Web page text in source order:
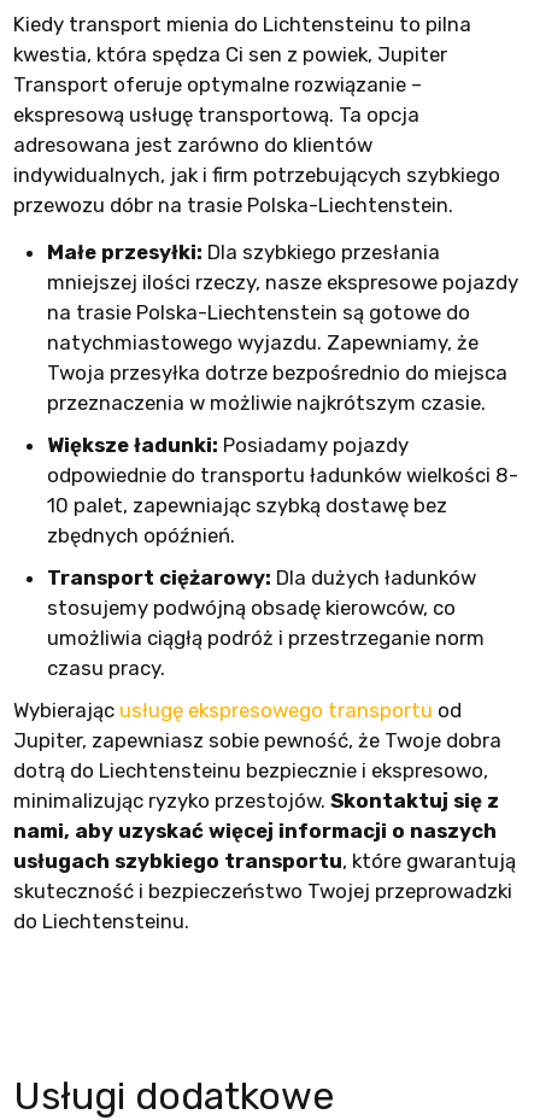
Kiedy transport mienia do Lichtensteinu to pilna
kwestia, która spędza Ci sen z powiek, Jupiter
Transport oferuje optymalne rozwiązanie –
ekspresową usługę transportową. Ta opcja
adresowana jest zarówno do klientów
indywidualnych, jak i firm potrzebujących szybkiego
przewozu dóbr na trasie Polska-Liechtenstein.
Małe przesyłki: Dla szybkiego przesłania
mniejszej ilości rzeczy, nasze ekspresowe pojazdy
na trasie Polska-Liechtenstein są gotowe do
natychmiastowego wyjazdu. Zapewniamy, że
Twoja przesyłka dotrze bezpośrednio do miejsca
przeznaczenia w możliwie najkrótszym czasie.
Większe ładunki: Posiadamy pojazdy
odpowiednie do transportu ładunków wielkości 8-
10 palet, zapewniając szybką dostawę bez
zbędnych opóźnień.
Transport ciężarowy: Dla dużych ładunków
stosujemy podwójną obsadę kierowców, co
umożliwia ciągłą podróż i przestrzeganie norm
czasu pracy.
Wybierając usługę ekspresowego transportu od
Jupiter, zapewniasz sobie pewność, że Twoje dobra
dotrą do Liechtensteinu bezpiecznie i ekspresowo,
minimalizując ryzyko przestojów. Skontaktuj się z
nami, aby uzyskać więcej informacji o naszych
usługach szybkiego transportu, które gwarantują
skuteczność i bezpieczeństwo Twojej przeprowadzki
do Liechtensteinu.
Usługi dodatkowe